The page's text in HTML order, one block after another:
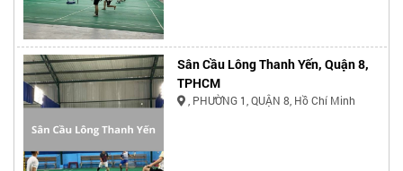
Sân Cầu Lông Thanh Yến, Quận 8,
TPHCM
, PHƯỜNG 1, QUẬN 8, Hồ Chí Minh